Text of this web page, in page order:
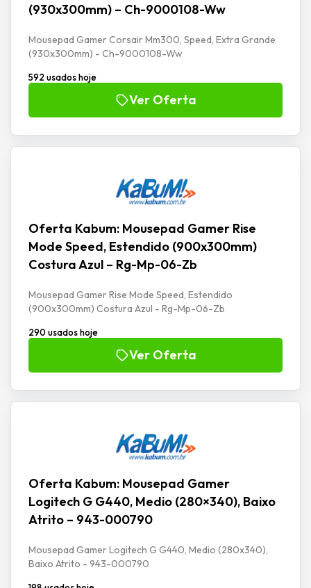
(930x300mm) – Ch-9000108-Ww
Mousepad Gamer Corsair Mm300, Speed, Extra Grande
(930x300mm) - Ch-9000108-Ww
592 usados hoje
Ver Oferta
Oferta Kabum: Mousepad Gamer Rise
Mode Speed, Estendido (900x300mm)
Costura Azul – Rg-Mp-06-Zb
Mousepad Gamer Rise Mode Speed, Estendido
(900x300mm) Costura Azul - Rg-Mp-06-Zb
290 usados hoje
Ver Oferta
Oferta Kabum: Mousepad Gamer
Logitech G G440, Medio (280×340), Baixo
Atrito – 943-000790
Mousepad Gamer Logitech G G440, Medio (280x340),
Baixo Atrito - 943-000790